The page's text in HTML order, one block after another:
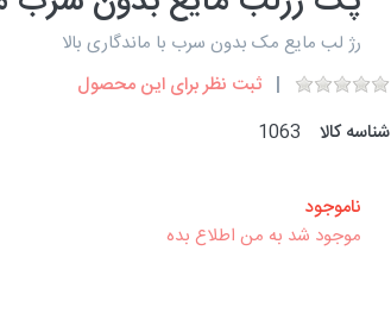
رژ لب مایع مک بدون سرب با ماندگاری بالا
ثبت نظر برای این محصول
شناسه کالا
1063
ناموجود
موجود شد به من اطلاع بده